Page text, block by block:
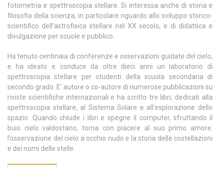
fotometria e spettroscopia stellare. Si interessa anche di storia e
filosofia della scienza, in particolare riguardo allo sviluppo storico-
scientifico dell’astrofisica stellare nel XX secolo, e di didattica e
divulgazione per scuole e pubblico.
Ha tenuto centinaia di conferenze e osservazioni guidate del cielo,
e ha ideato e conduce da oltre dieci anni un laboratorio di
spettroscopia stellare per studenti della scuola secondaria di
secondo grado. E’ autore o co-autore di numerose pubblicazioni su
riviste scientifiche internazionali e ha scritto tre libri, dedicati alla
spettroscopia stellare, al Sistema Solare e all’esplorazione dello
spazio. Quando chiude i libri e spegne il computer, sfruttando il
buio cielo valdostano, torna con piacere al suo primo amore:
l’osservazione del cielo a occhio nudo e la storia delle costellazioni
e dei nomi delle stelle.